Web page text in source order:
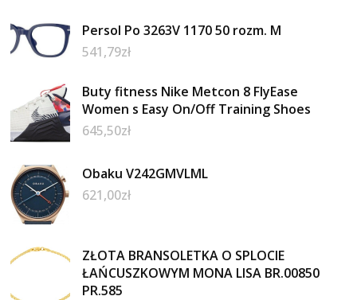
Persol Po 3263V 1170 50 rozm. M
541,79zł
Buty fitness Nike Metcon 8 FlyEase
Women s Easy On/Off Training Shoes
645,50zł
Obaku V242GMVLML
621,00zł
ZŁOTA BRANSOLETKA O SPLOCIE
ŁAŃCUSZKOWYM MONA LISA BR.00850
PR.585